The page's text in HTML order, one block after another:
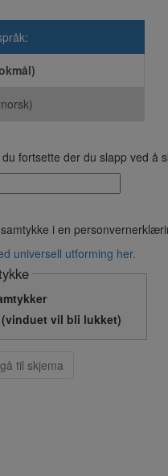
fortsette der du slapp ved å
i en
universell utforming her.
vil bli lukket)
til skjema